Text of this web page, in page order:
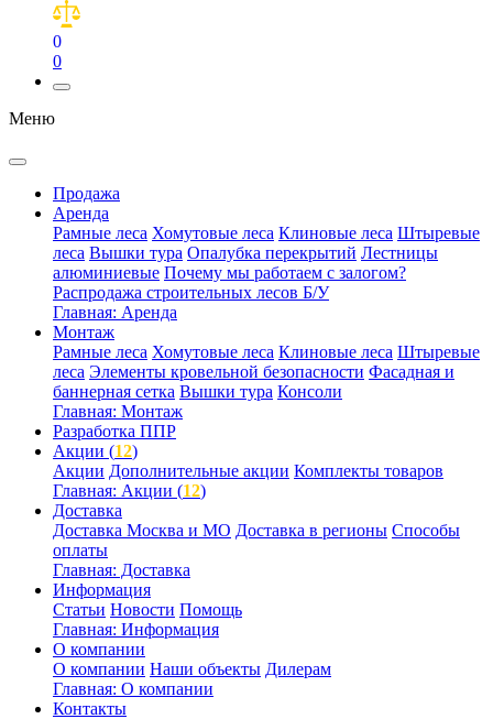
0
0
Меню
Продажа
Аренда
Рамные леса Хомутовые леса Клиновые леса Штыревые
леса Вышки тура Опалубка перекрытий Лестницы
алюминиевые Почему мы работаем с залогом?
Распродажа строительных лесов Б/У
Главная: Аренда
Монтаж
Рамные леса Хомутовые леса Клиновые леса Штыревые
леса Элементы кровельной безопасности Фасадная и
баннерная сетка Вышки тура Консоли
Главная: Монтаж
Разработка ППР
Акции (12)
Акции Дополнительные акции Комплекты товаров
Главная: Акции (12)
Доставка
Доставка Москва и МО Доставка в регионы Способы
оплаты
Главная: Доставка
Информация
Статьи Новости Помощь
Главная: Информация
О компании
О компании Наши объекты Дилерам
Главная: О компании
Контакты